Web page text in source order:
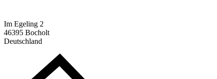
Im Egeling 2
46395 Bocholt
Deutschland